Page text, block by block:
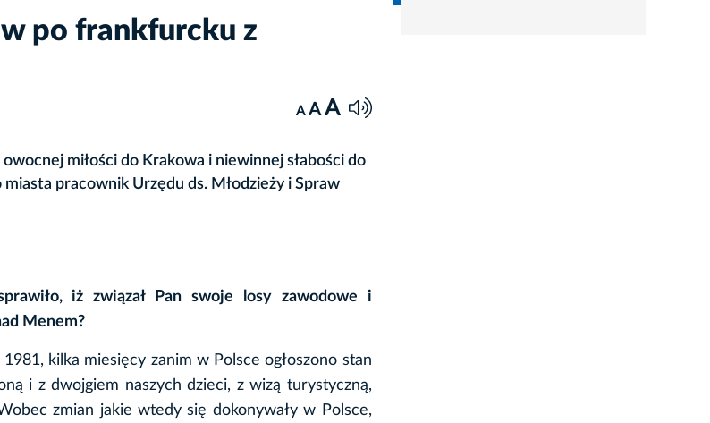
po frankfurcku z
A A A
miłości do Krakowa i niewinnej słabości do
pracownik Urzędu ds. Młodzieży i Spraw
iż związał Pan swoje losy zawodowe i
Menem?
kilka miesięcy zanim w Polsce ogłoszono stan
i z dwojgiem naszych dzieci, z wizą turystyczną,
zmian jakie wtedy się dokonywały w Polsce,